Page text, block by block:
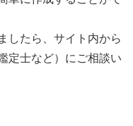
したら、サイト内から
定士など）にご相談い